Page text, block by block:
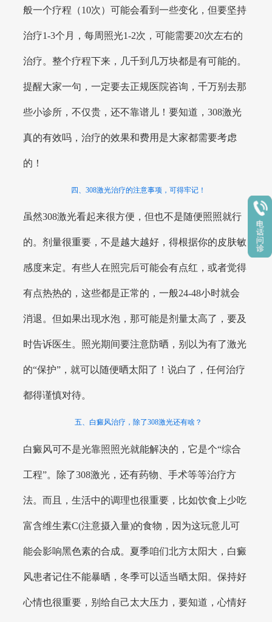
般一个疗程（10次）可能会看到一些变化，但要坚持
治疗1-3个月，每周照光1-2次，可能需要20次左右的
治疗。整个疗程下来，几千到几万块都是有可能的。
提醒大家一句，一定要去正规医院咨询，千万别去那
些小诊所，不仅贵，还不靠谱儿！要知道，308激光
真的有效吗，治疗的效果和费用是大家都需要考虑
的！
四、308激光治疗的注意事项，可得牢记！
虽然308激光看起来很方便，但也不是随便照照就行
的。剂量很重要，不是越大越好，得根据你的皮肤敏
感度来定。有些人在照完后可能会有点红，或者觉得
有点热热的，这些都是正常的，一般24-48小时就会
消退。但如果出现水泡，那可能是剂量太高了，要及
时告诉医生。照光期间要注意防晒，别以为有了激光
的“保护”，就可以随便晒太阳了！说白了，任何治疗
都得谨慎对待。
五、白癜风治疗，除了308激光还有啥？
白癜风可不是光靠照照光就能解决的，它是个“综合
工程”。除了308激光，还有药物、手术等等治疗方
法。而且，生活中的调理也很重要，比如饮食上少吃
富含维生素C(注意摄入量)的食物，因为这玩意儿可
能会影响黑色素的合成。夏季咱们北方太阳大，白癜
风患者记住不能暴晒，冬季可以适当晒太阳。保持好
心情也很重要，别给自己太大压力，要知道，心情好